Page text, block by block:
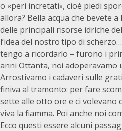
o «peri incretati», cioè piedi
allora? Bella acqua che bevete
delle principali risorse idriche
l’idea del nostro tipo di
tengo a ricordarlo – furono i
anni Ottanta, noi adoperavamo
Arrostivamo i cadaveri sulle
finiva al tramonto: per fare
sette alle otto ore e ci volevano
viva la fiamma. Poi anche noi
Ecco questi essere alcuni